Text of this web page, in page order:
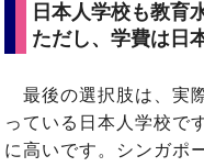
日本人学校も教育
ただし、学費は日
最後の選択肢は、実
っている日本人学校で
に高いです。シンガポ